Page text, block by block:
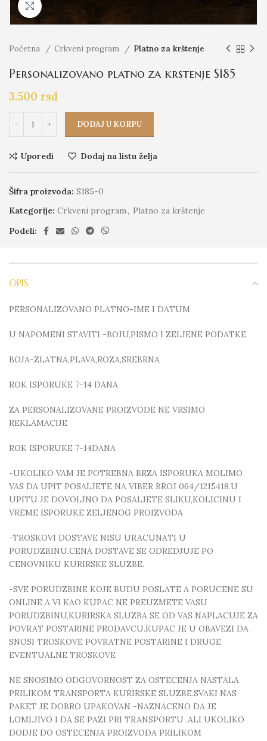
Početna Crkveni program Platno za krštenje
Personalizovano platno za krstenje S185
3.500 rsd
DODAJ U KORPU
Uporedi Dodaj na listu želja
Šifra proizvoda: S185-0
Kategorije: Crkveni program, Platno za krštenje
Podeli:
OPIS
PERSONALIZOVANO PLATNO-IME I DATUM
U NAPOMENI STAVITI -BOJU,PISMO I ZELJENE PODATKE
BOJA-ZLATNA,PLAVA,ROZA,SREBRNA
ROK ISPORUKE 7-14 DANA
ZA PERSONALIZOVANE PROIZVODE NE VRSIMO
REKLAMACIJE
ROK ISPORUKE 7-14DANA
-UKOLIKO VAM JE POTREBNA BRZA ISPORUKA MOLIMO
VAS DA UPIT POSALJETE NA VIBER BROJ 064/1215418.U
UPITU JE DOVOLJNO DA POSALJETE SLIKU,KOLICINU I
VREME ISPORUKE ZELJENOG PROIZVODA
-TROSKOVI DOSTAVE NISU URACUNATI U
PORUDZBINU.CENA DOSTAVE SE ODREDJUJE PO
CENOVNIKU KURIRSKE SLUZBE.
-SVE PORUDZBINE KOJE BUDU POSLATE A PORUCENE SU
ONLINE A VI KAO KUPAC NE PREUZMETE VASU
PORUDZBINU,KURIRSKA SLUZBA SE OD VAS NAPLACUJE ZA
POVRAT POSTARINE PRODAVCU.KUPAC JE U OBAVEZI DA
SNOSI TROSKOVE POVRATNE POSTARINE I DRUGE
EVENTUALNE TROSKOVE
NE SNOSIMO ODGOVORNOST ZA OSTECENJA NASTALA
PRILIKOM TRANSPORTA KURIRSKE SLUZBE.SVAKI NAS
PAKET JE DOBRO UPAKOVAN -NAZNACENO DA JE
LOMLJIVO I DA SE PAZI PRI TRANSPORTU .ALI UKOLIKO
DODJE DO OSTECENJA PROIZVODA PRILIKOM